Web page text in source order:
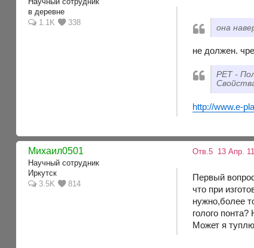
в деревне
1.1K
338
она
не должен.
PET -
http://www.e-
Михаил0501
Научный сотрудник
Иркутск
3.5K
814
Отв.5 13 Апр.
Первый
что при
нужно,более
голого
Может я